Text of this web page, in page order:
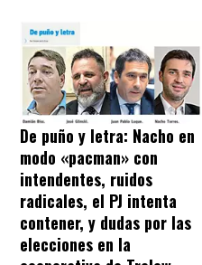
De puño y letra: Nacho en
modo «pacman» con
intendentes, ruidos
radicales, el PJ intenta
contener, y dudas por las
elecciones en la